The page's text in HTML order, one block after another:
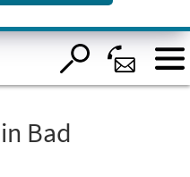
Bad